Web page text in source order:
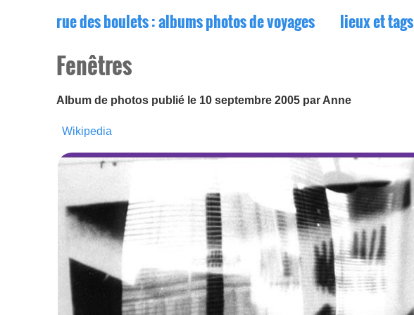
rue des boulets: albums photos de voyages lieux et tags
Fenêtres
Album de photos publié le 10 septembre 2005 par Anne
Wikipedia